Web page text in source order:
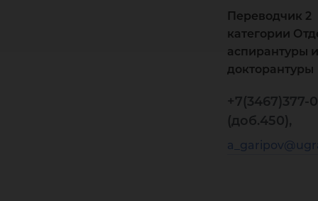
Переводчик 2
категории
аспирантуры и
докторантуры
+7(3467)377-
(доб.450),